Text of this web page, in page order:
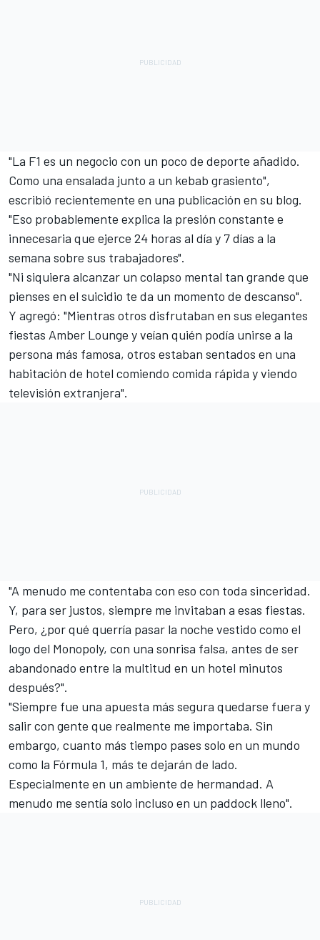
"La F1 es un negocio con un poco de deporte añadido.
Como una ensalada junto a un kebab grasiento",
escribió recientemente en una publicación en su blog.
"Eso probablemente explica la presión constante e
innecesaria que ejerce 24 horas al día y 7 días a la
semana sobre sus trabajadores".
"Ni siquiera alcanzar un colapso mental tan grande que
pienses en el suicidio te da un momento de descanso".
Y agregó: "Mientras otros disfrutaban en sus elegantes
fiestas Amber Lounge y veían quién podía unirse a la
persona más famosa, otros estaban sentados en una
habitación de hotel comiendo comida rápida y viendo
televisión extranjera".
"A menudo me contentaba con eso con toda sinceridad.
Y, para ser justos, siempre me invitaban a esas fiestas.
Pero, ¿por qué querría pasar la noche vestido como el
logo del Monopoly, con una sonrisa falsa, antes de ser
abandonado entre la multitud en un hotel minutos
después?".
"Siempre fue una apuesta más segura quedarse fuera y
salir con gente que realmente me importaba. Sin
embargo, cuanto más tiempo pases solo en un mundo
como la Fórmula 1, más te dejarán de lado.
Especialmente en un ambiente de hermandad. A
menudo me sentía solo incluso en un paddock lleno".